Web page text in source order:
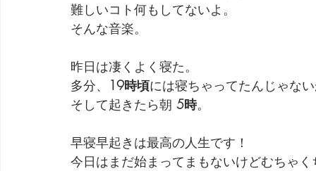
難しいコト何もしてないよ。
そんな音楽。
昨日は凄くよく寝た。
多分、
19時頃には寝ちゃってたんじゃな
そして起きたら朝 5時。
早寝早起きは最高の人生です！
今日はまだ始まってまもないけどむちゃ